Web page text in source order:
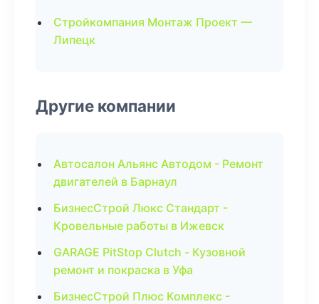
Стройкомпания Монтаж Проект —
Липецк
Другие компании
Автосалон Альянс Автодом - Ремонт
двигателей в Барнаул
БизнесСтрой Люкс Стандарт -
Кровельные работы в Ижевск
GARAGE PitStop Clutch - Кузовной
ремонт и покраска в Уфа
БизнесСтрой Плюс Комплекс -